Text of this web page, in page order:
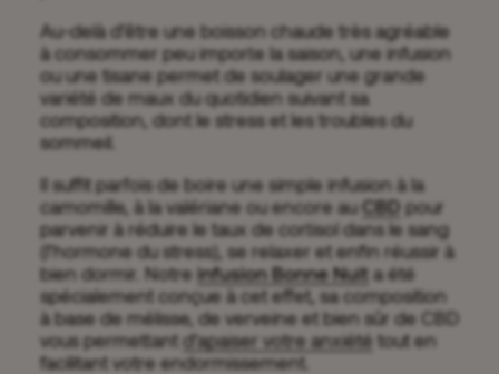
Au-delà d’être une boisson chaude très agréable
à consommer peu importe la saison, une infusion
ou une tisane permet de soulager une grande
variété de maux du quotidien suivant sa
composition, dont le stress et les troubles du
sommeil.
Il suffit parfois de boire une simple infusion à la
camomille, à la valériane ou encore auCBD pour
parvenir à réduire le taux de cortisol dans le sang
(l’hormone du stress), se relaxer et enfin réussir à
bien dormir. Notre infusion Bonne Nuit a été
spécialement conçue à cet effet, sa composition
à base de mélisse, de verveine et bien sûr de CBD
vous permettant d’apaiser votre anxiété tout en
facilitant votre endormissement.